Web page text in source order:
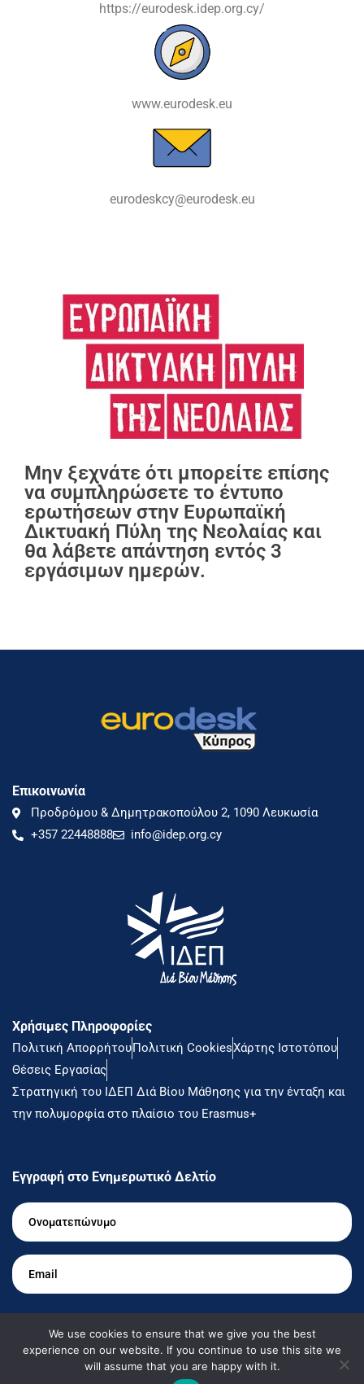
https://eurodesk.idep.org.cy/
www.eurodesk.eu
eurodeskcy@eurodesk.eu
Μην ξεχνάτε ότι μπορείτε επίσης
να συμπληρώσετε το έντυπο
ερωτήσεων στην Ευρωπαϊκή
Δικτυακή Πύλη της Νεολαίας και
θα λάβετε απάντηση εντός 3
εργάσιμων ημερών.
Επικοινωνία
Προδρόμου & Δημητρακοπούλου 2, 1090 Λευκωσία
+357 22448888
info@idep.org.cy
Χρήσιμες Πληροφορίες
Πολιτική ΑπορρήτουΠολιτική CookiesΧάρτης Ιστοτόπου
Θέσεις Εργασίας
Στρατηγική του ΙΔΕΠ Διά Βίου Μάθησης για την ένταξη και
την πολυμορφία στο πλαίσιο του Erasmus+
Εγγραφή στο Ενημερωτικό Δελτίο
Ονοματεπώνυμο
Email
Θέλω να ενημερώνομαι
We use cookies to ensure that we give you the best
experience on our website. If you continue to use this site we
will assume that you are happy with it.